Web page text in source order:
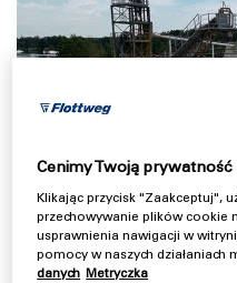
Cenimy Twoją prywatność
Klikając przycisk "Zaakceptuj",
przechowywanie plików cookie
usprawnienia nawigacji w
pomocy w naszych działaniach
danych Metryczka